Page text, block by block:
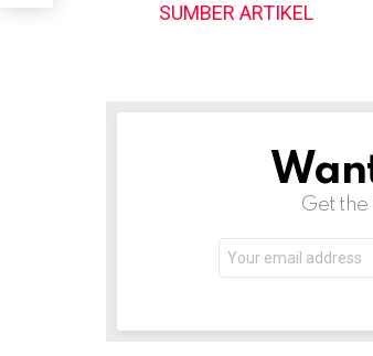
SUMBER ARTIKEL
NEWSLETTER
Get
address: